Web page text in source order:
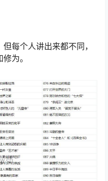
每个人讲出来都不同，
为。